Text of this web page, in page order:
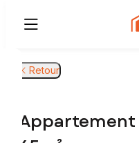
Retour
Appartement